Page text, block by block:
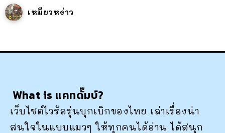
เหมียวหง่าว
What is แคทดั๊มบ์?
เว็บไซต์ไวรัลรุ่นบุกเบิกของไทย เล่าเรื่องน่า
สนใจในแบบแมวๆ ให้ทุกคนได้อ่าน ได้สนุก